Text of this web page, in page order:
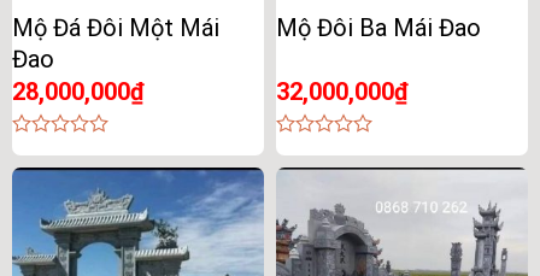
Mộ Đá Đôi Một Mái
Đao
28,000,000₫
0
out
Mộ Đôi Ba Mái Đao
32,000,000₫
0
out